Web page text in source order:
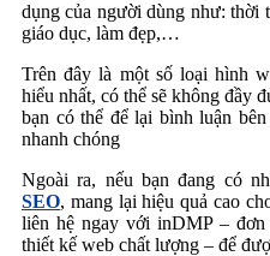
dụng của người dùng như: thời
giáo dục, làm đẹp,…
Trên đây là một số loại hình
hiểu nhất, có thể sẽ không đầy
bạn có thể để lại bình luận
nhanh chóng
Ngoài ra, nếu bạn đang có
SEO, mang lại hiệu quả cao
liên hệ ngay với inDMP –
thiết kế web chất lượng – để